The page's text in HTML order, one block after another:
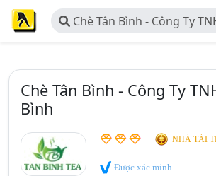
Chè Tân Bình - Công Ty
Chè Tân Bình
Chè Tân Bình - Công Ty
Bình
NHÀ TÀI
Được xác minh